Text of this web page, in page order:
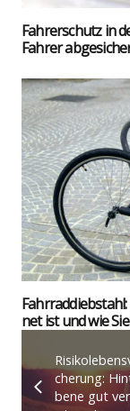
Fah­rer­schutz in
Fah­rer
net ist und wie
che­rung:
be­ne gut